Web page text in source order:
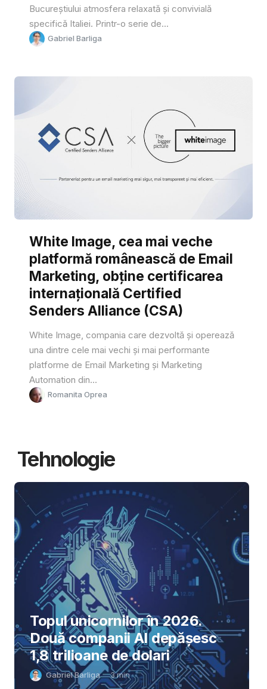
Bucureștiului atmosfera relaxată și convivială
specifică Italiei. Printr-o serie de...
Gabriel Barliga
White Image, cea mai veche
platformă românească de Email
Marketing, obține certificarea
internațională Certified
Senders Alliance (CSA)
White Image, compania care dezvoltă și operează
una dintre cele mai vechi și mai performante
platforme de Email Marketing și Marketing
Automation din...
Romanita Oprea
Tehnologie
Topul unicornilor în 2026.
Două companii AI depășesc
1,8 trilioane de dolari
Gabriel Barliga 3min